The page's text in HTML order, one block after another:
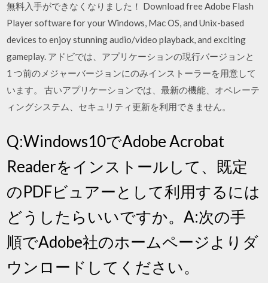
無料入手ができなくなりました！ Download free Adobe Flash
Player software for your Windows, Mac OS, and Unix-based
devices to enjoy stunning audio/video playback, and exciting
gameplay. アドビでは、アプリケーションの現行バージョンと
1 つ前のメジャーバージョンにのみインストーラーを用意して
います。 古いアプリケーションでは、最新の機能、オペレーテ
ィングシステム、セキュリティ更新を利用できません。
Q:Windows10でAdobe Acrobat
Readerをインストールして、既定
のPDFビュアーとして利用するには
どうしたらいいですか。A:次の手
順でAdobe社のホームページよりダ
ウンロードしてください。